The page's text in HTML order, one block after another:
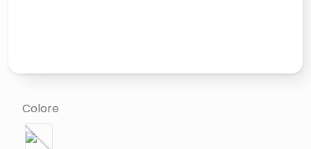
Colore